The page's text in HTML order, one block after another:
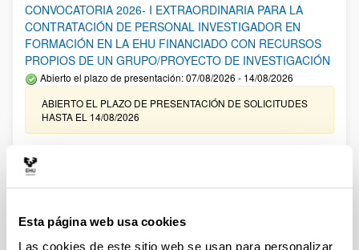
Esta página web usa cookies
Las cookies de este sitio web se usan para personalizar
CONVOCATORIA 2026- I EXTRAORDINARIA PARA LA
CONTRATACIÓN DE PERSONAL INVESTIGADOR EN
FORMACIÓN EN LA EHU FINANCIADO CON RECURSOS
PROPIOS DE UN GRUPO/PROYECTO DE INVESTIGACIÓN
Abierto el plazo de presentación: 07/08/2026 - 14/08/2026
ABIERTO EL PLAZO DE PRESENTACIÓN DE SOLICITUDES
HASTA EL 14/08/2026
Ayudas para financiación de la adquisición y renovación de
infraestructura científica y fondos bibliográficos en la
UPV/EHU 2026
25/03/2026: Corrección de errores del listado provisional de
solicitudes admitidas y excluidas. 23/03/2026: Relación